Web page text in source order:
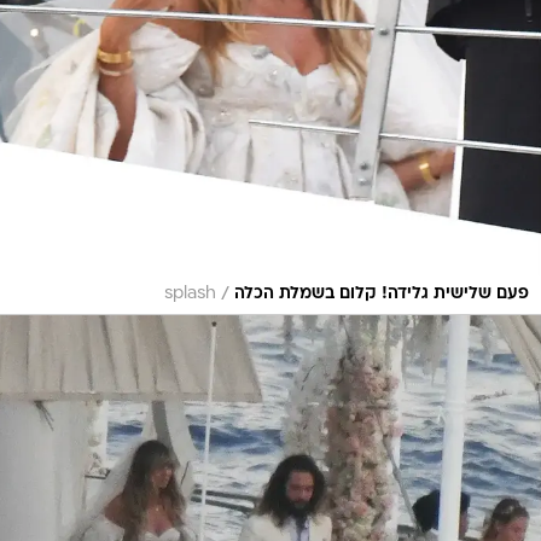
פעם שלישית גלידה! קלום בשמלת הכלה /
splash